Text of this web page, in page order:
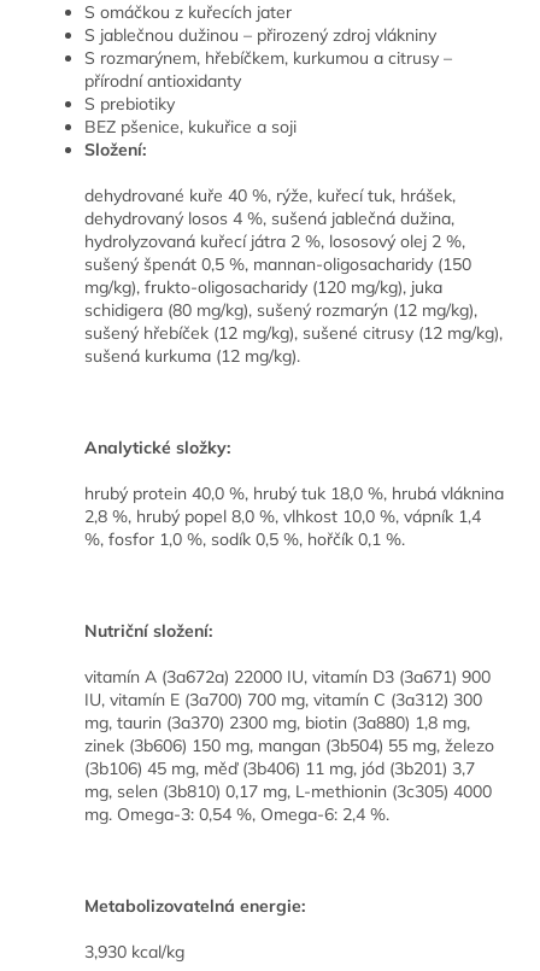
S omáčkou z kuřecích jater
S jablečnou dužinou – přirozený zdroj vlákniny
S rozmarýnem, hřebíčkem, kurkumou a citrusy –
přírodní antioxidanty
S prebiotiky
BEZ pšenice, kukuřice a soji
Složení:
dehydrované kuře 40 %, rýže, kuřecí tuk, hrášek,
dehydrovaný losos 4 %, sušená jablečná dužina,
hydrolyzovaná kuřecí játra 2 %, lososový olej 2 %,
sušený špenát 0,5 %, mannan-oligosacharidy (150
mg/kg), frukto-oligosacharidy (120 mg/kg), juka
schidigera (80 mg/kg), sušený rozmarýn (12 mg/kg),
sušený hřebíček (12 mg/kg), sušené citrusy (12 mg/kg),
sušená kurkuma (12 mg/kg).
Analytické složky:
hrubý protein 40,0 %, hrubý tuk 18,0 %, hrubá vláknina
2,8 %, hrubý popel 8,0 %, vlhkost 10,0 %, vápník 1,4
%, fosfor 1,0 %, sodík 0,5 %, hořčík 0,1 %.
Nutriční složení:
vitamín A (3a672a) 22000 IU, vitamín D3 (3a671) 900
IU, vitamín E (3a700) 700 mg, vitamín C (3a312) 300
mg, taurin (3a370) 2300 mg, biotin (3a880) 1,8 mg,
zinek (3b606) 150 mg, mangan (3b504) 55 mg, železo
(3b106) 45 mg, měď (3b406) 11 mg, jód (3b201) 3,7
mg, selen (3b810) 0,17 mg, L-methionin (3c305) 4000
mg. Omega-3: 0,54 %, Omega-6: 2,4 %.
Metabolizovatelná energie:
3,930 kcal/kg